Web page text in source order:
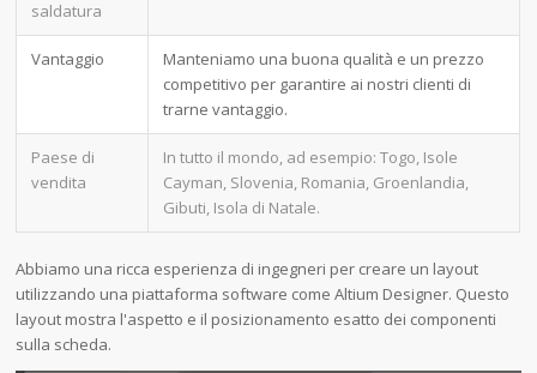
saldatura
Vantaggio
Manteniamo una buona qualità e un prezzo
competitivo per garantire ai nostri clienti di
trarne vantaggio.
Paese di
vendita
In tutto il mondo, ad esempio: Togo, Isole
Cayman, Slovenia, Romania, Groenlandia,
Gibuti, Isola di Natale.
Abbiamo una ricca esperienza di ingegneri per creare un layout
utilizzando una piattaforma software come Altium Designer. Questo
layout mostra l'aspetto e il posizionamento esatto dei componenti
sulla scheda.